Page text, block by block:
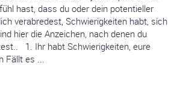
hast, dass du oder dein potentieller
verabredest, Schwierigkeiten habt, sich
hier die Anzeichen, nach denen du
1. Ihr habt Schwierigkeiten, eure
Fällt es ...